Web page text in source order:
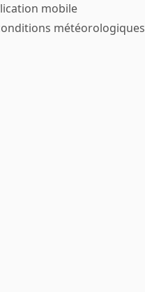
mobile
météorologiques